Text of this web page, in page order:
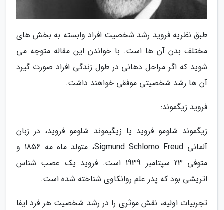
طبق نظریه فروید رشد شخصیت افراد وابسته به بخش های
مختلف بدن آن ها است. با خواندن این مقاله متوجه می
شوید که اگر مراحل دهانی در طول زندگی افراد صورت گیرد
آن ها رشد شخصیتی موفقی خواهند داشت.
فروید زیگموند:
زیگموند شلومو فروید یا زیگیموند شلومو فروید، در زبان
آلمانی Sigmund Schlomo Freud، متولد ماه مه 1856 و
متوفی 23 سپتامبر 1939 است. فروید یک عصب شناس
اتریشی بود که پدر علم روانکاوی شناخته شده است.
تجربیات اولیه، نقش موثری را در رشد شخصیت هر فرد ایفا